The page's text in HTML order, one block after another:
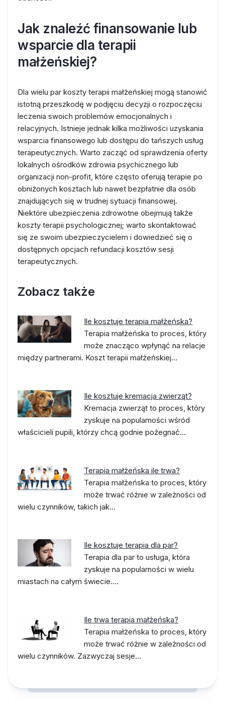
Jak znaleźć finansowanie lub
wsparcie dla terapii
małżeńskiej?
Dla wielu par koszty terapii małżeńskiej mogą stanowić
istotną przeszkodę w podjęciu decyzji o rozpoczęciu
leczenia swoich problemów emocjonalnych i
relacyjnych. Istnieje jednak kilka możliwości uzyskania
wsparcia finansowego lub dostępu do tańszych usług
terapeutycznych. Warto zacząć od sprawdzenia oferty
lokalnych ośrodków zdrowia psychicznego lub
organizacji non-profit, które często oferują terapie po
obniżonych kosztach lub nawet bezpłatnie dla osób
znajdujących się w trudnej sytuacji finansowej.
Niektóre ubezpieczenia zdrowotne obejmują także
koszty terapii psychologicznej; warto skontaktować
się ze swoim ubezpieczycielem i dowiedzieć się o
dostępnych opcjach refundacji kosztów sesji
terapeutycznych.
Zobacz także
Ile kosztuje terapia małżeńska?
Terapia małżeńska to proces, który
może znacząco wpłynąć na relacje
między partnerami. Koszt terapii małżeńskiej…
Ile kosztuje kremacja zwierząt?
Kremacja zwierząt to proces, który
zyskuje na popularności wśród
właścicieli pupili, którzy chcą godnie pożegnać…
Terapia małżeńska ile trwa?
Terapia małżeńska to proces, który
może trwać różnie w zależności od
wielu czynników, takich jak…
Ile kosztuje terapia dla par?
Terapia dla par to usługa, która
zyskuje na popularności w wielu
miastach na całym świecie.…
Ile trwa terapia małżeńska?
Terapia małżeńska to proces, który
może trwać różnie w zależności od
wielu czynników. Zazwyczaj sesje…